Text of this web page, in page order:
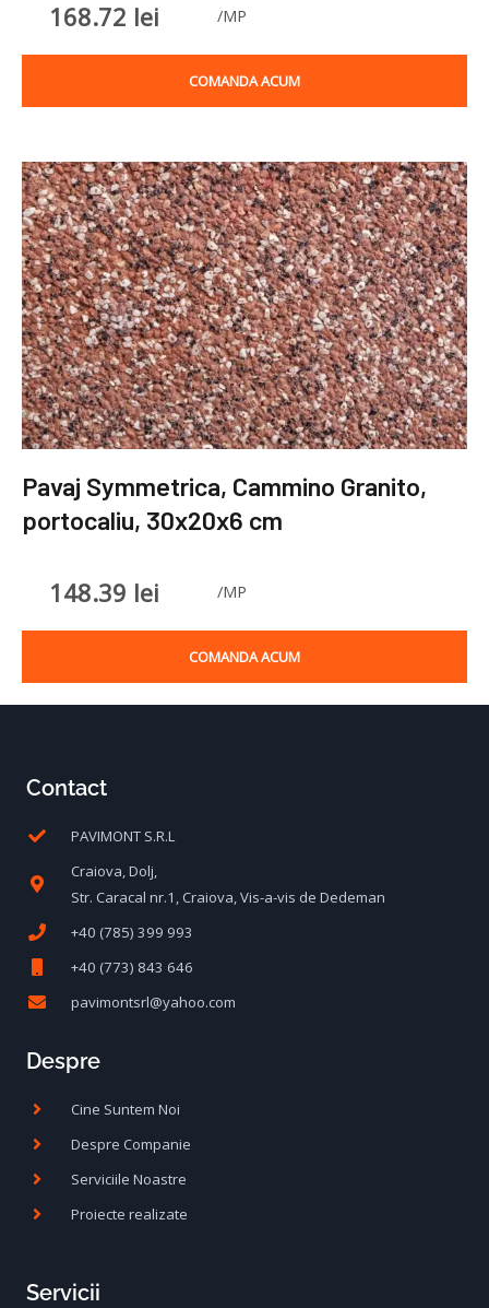
168.72 lei /MP
COMANDA ACUM
Pavaj Symmetrica, Cammino Granito,
portocaliu, 30x20x6 cm
148.39 lei /MP
COMANDA ACUM
Contact
PAVIMONT S.R.L
Craiova, Dolj,
Str. Caracal nr.1, Craiova, Vis-a-vis de Dedeman
+40 (785) 399 993
+40 (773) 843 646
pavimontsrl@yahoo.com
Despre
Cine Suntem Noi
Despre Companie
Serviciile Noastre
Proiecte realizate
Servicii